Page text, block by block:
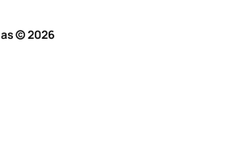
© 2026